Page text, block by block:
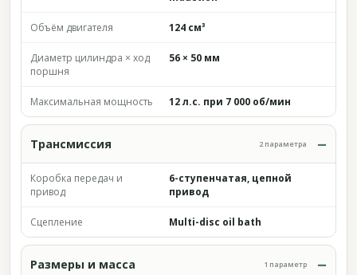
Объём двигателя 124 см³
Диаметр цилиндра × ход
поршня
56 × 50 мм
Максимальная мощность 12 л.с. при 7 000 об/мин
Трансмиссия 2 параметра
Коробка передач и
привод
6-ступенчатая, цепной
привод
Сцепление Multi-disc oil bath
Размеры и масса 1 параметр